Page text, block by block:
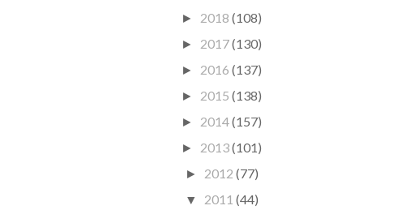
► 2018 (108)
► 2017(130)
► 2016 (137)
► 2015 (138)
► 2014(157)
► 2013(101)
► 2012 (77)
▼ 2011 (44)